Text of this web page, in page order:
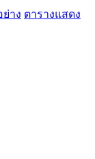
าง ตารางแสดง